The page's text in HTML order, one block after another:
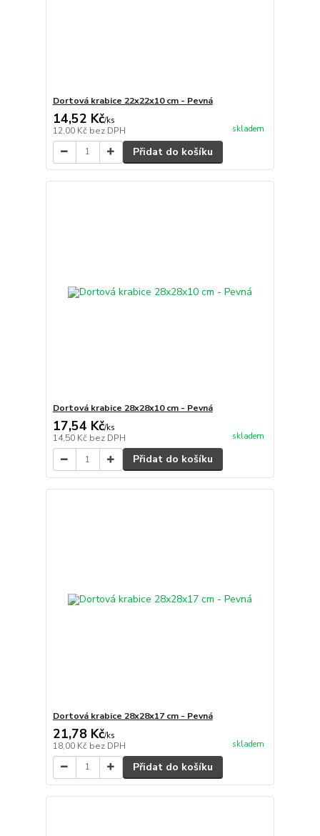
Dortová krabice 22x22x10 cm - Pevná
14,52 Kč/ks
12,00 Kč bez DPH skladem
Přidat do košíku
Dortová krabice 28x28x10 cm - Pevná
17,54 Kč/ks
14,50 Kč bez DPH skladem
Přidat do košíku
Dortová krabice 28x28x17 cm - Pevná
21,78 Kč/ks
18,00 Kč bez DPH skladem
Přidat do košíku